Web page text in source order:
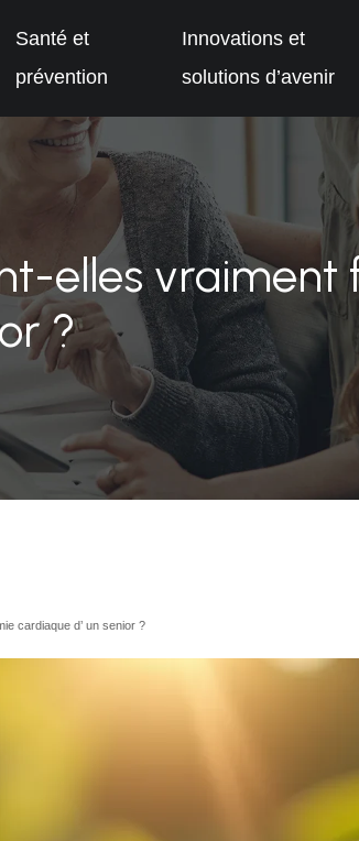
Santé et
prévention
Innovations et
solutions d’avenir
elles vraiment
?
cardiaque d’ un senior ?